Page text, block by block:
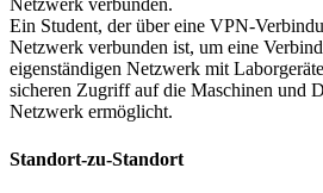
Netzwerk verbunden.
Ein Student, der über eine VPN-
Netzwerk verbunden ist, um eine
eigenständigen Netzwerk mit
sicheren Zugriff auf die Maschinen und
Netzwerk ermöglicht.
Standort-zu-Standort